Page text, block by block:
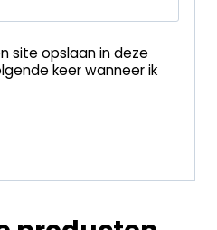
site opslaan in deze
keer wanneer ik